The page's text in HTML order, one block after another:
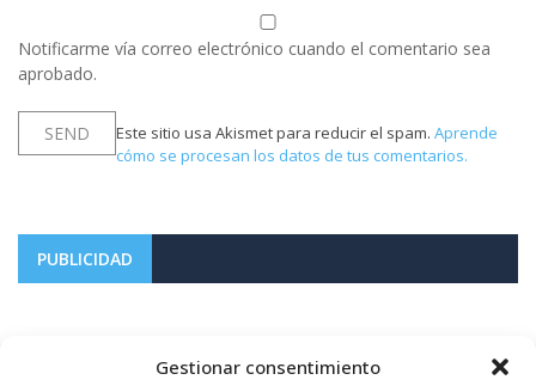
Gestionar consentimiento
Notificarme vía correo electrónico cuando el comentario sea
aprobado.
Este sitio usa Akismet para reducir el spam. Aprende
cómo se procesan los datos de tus comentarios.
PUBLICIDAD